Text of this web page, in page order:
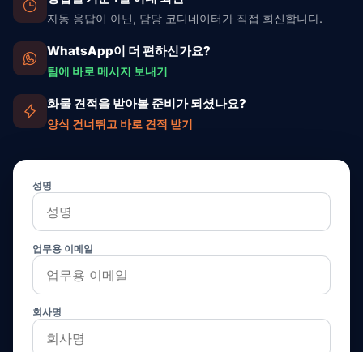
자동 응답이 아닌, 담당 코디네이터가 직접 회신합니다.
WhatsApp이 더 편하신가요?
팀에 바로 메시지 보내기
화물 견적을 받아볼 준비가 되셨나요?
양식 건너뛰고 바로 견적 받기
성명
업무용 이메일
회사명